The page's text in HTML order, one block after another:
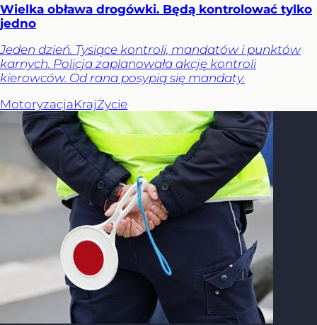
Wielka obława drogówki. Będą kontrolować tylko
jedno
Jeden dzień. Tysiące kontroli, mandatów i punktów
karnych. Policja zaplanowała akcję kontroli
kierowców. Od rana posypią się mandaty.
MotoryzacjaKrajŻycie